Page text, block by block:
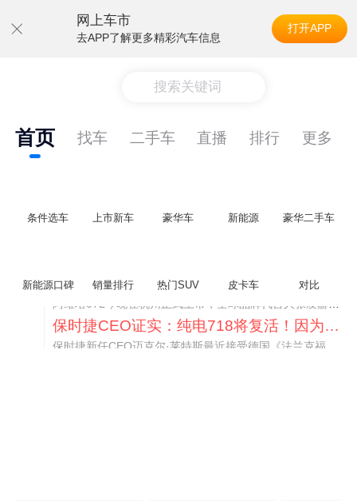
网上车市
去APP了解更多精彩汽车信息
打开APP
搜索关键词
首页 找车 二手车 直播 排行 更多
条件选车 上市新车 豪华车 新能源 豪华二手车
新能源口碑 销量排行 热门SUV 皮卡车 对比阿维塔07L限时权益价21.99万起，张凌赫成首位车主
保时捷CEO证实：纯电718将复活！因为奥迪需要